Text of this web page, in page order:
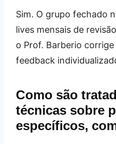
Sim. O grupo fechado
lives mensais de
o Prof. Barberio
feedback
Como são
técnicas sobre
específicos,